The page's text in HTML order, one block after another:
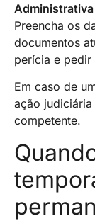
Preencha os
documentos
perícia e pedir
Em caso de
ação
competente.